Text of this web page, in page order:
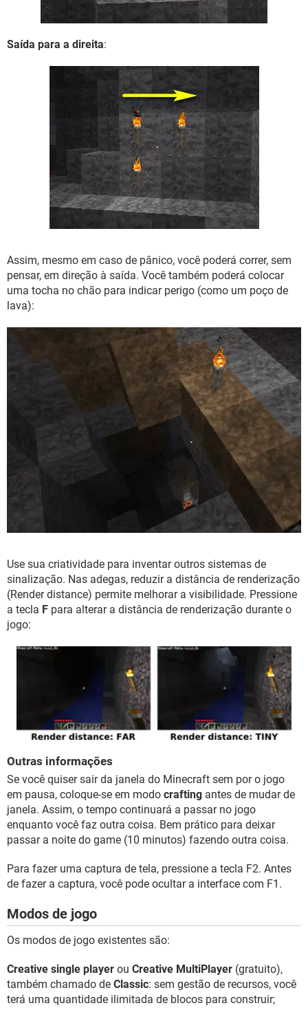
Saída para a direita:
Assim, mesmo em caso de pânico, você poderá correr, sem
pensar, em direção à saída. Você também poderá colocar
uma tocha no chão para indicar perigo (como um poço de
lava):
Use sua criatividade para inventar outros sistemas de
sinalização. Nas adegas, reduzir a distância de renderização
(Render distance) permite melhorar a visibilidade. Pressione
a tecla F para alterar a distância de renderização durante o
jogo:
Outras informações
Se você quiser sair da janela do Minecraft sem por o jogo
em pausa, coloque-se em modo crafting antes de mudar de
janela. Assim, o tempo continuará a passar no jogo
enquanto você faz outra coisa. Bem prático para deixar
passar a noite do game (10 minutos) fazendo outra coisa.
Para fazer uma captura de tela, pressione a tecla F2. Antes
de fazer a captura, você pode ocultar a interface com F1.
Modos de jogo
Os modos de jogo existentes são:
Creative single player ou Creative MultiPlayer (gratuito),
também chamado de Classic: sem gestão de recursos, você
terá uma quantidade ilimitada de blocos para construir;